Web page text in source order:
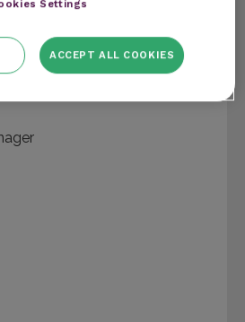
Settings
ACCEPT ALL COOKIES